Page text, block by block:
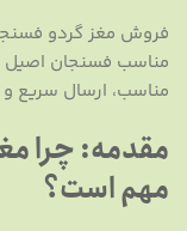
فروش مغز گردو
مناسب فسنجان اصیل
مناسب، ارسال سریع
مقدمه: چرا
مهم است؟